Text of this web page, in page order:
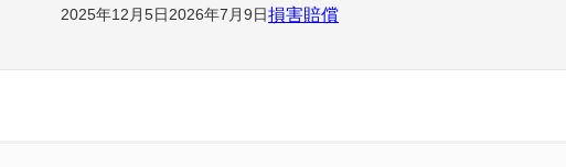
2025年12月5日2026年7月9日損害賠償